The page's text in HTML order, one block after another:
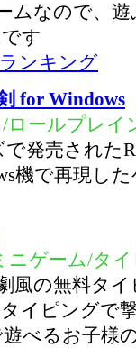
ムなので、
す
ランキング
for Windows
ロールプレイ
で発売された
機で再現し
ニゲーム/タ
風の無料タ
イピングで
べるお子様